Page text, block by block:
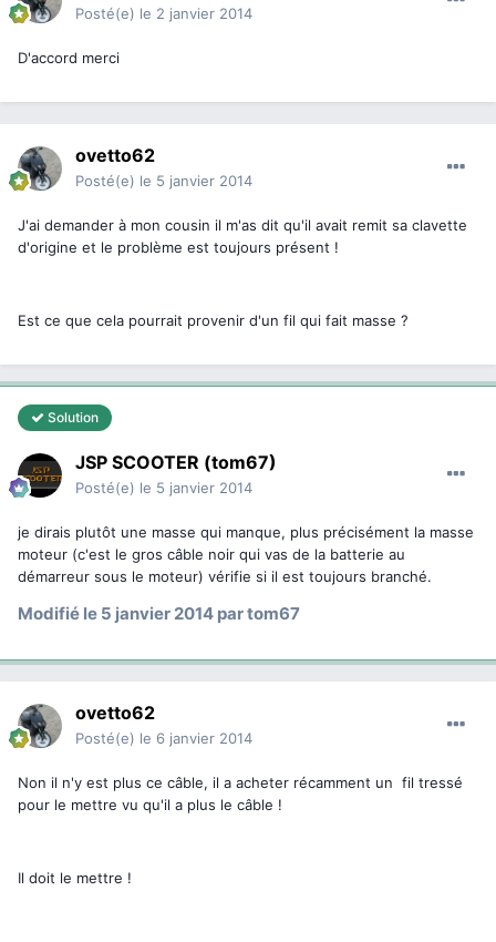
Posté(e) le 2 janvier 2014
D'accord merci
ovetto62
Posté(e) le 5 janvier 2014
J'ai demander à mon cousin il m'as dit qu'il avait remit sa clavette
d'origine et le problème est toujours présent !
Est ce que cela pourrait provenir d'un fil qui fait masse ?
Solution
JSP SCOOTER (tom67)
Posté(e) le 5 janvier 2014
je dirais plutôt une masse qui manque, plus précisément la masse
moteur (c'est le gros câble noir qui vas de la batterie au
démarreur sous le moteur) vérifie si il est toujours branché.
Modifié le 5 janvier 2014 par tom67
ovetto62
Posté(e) le 6 janvier 2014
Non il n'y est plus ce câble, il a acheter récamment un fil tressé
pour le mettre vu qu'il a plus le câble !
Il doit le mettre !